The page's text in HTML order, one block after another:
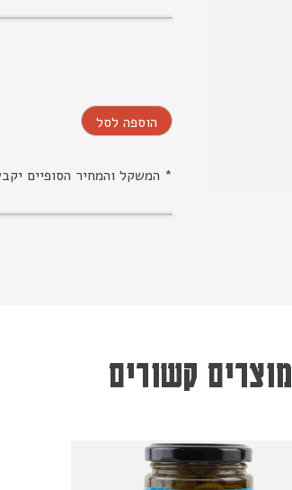
הוספה לסל
* המשקל והמחיר הסופיים
מוצרים קשורים